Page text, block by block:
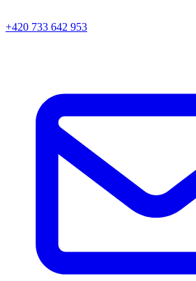
+420 733 642 953